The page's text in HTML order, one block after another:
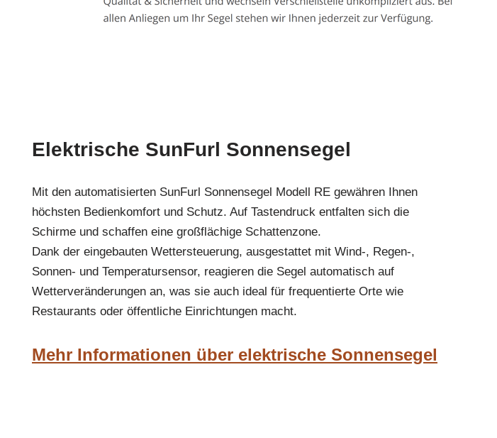
Elektrische SunFurl Sonnensegel
Mit den automatisierten SunFurl Sonnensegel Modell RE gewähren Ihnen
höchsten Bedienkomfort und Schutz. Auf Tastendruck entfalten sich die
Schirme und schaffen eine großflächige Schattenzone.
Dank der eingebauten Wettersteuerung, ausgestattet mit Wind-, Regen-,
Sonnen- und Temperatursensor, reagieren die Segel automatisch auf
Wetterveränderungen an, was sie auch ideal für frequentierte Orte wie
Restaurants oder öffentliche Einrichtungen macht.
Mehr Informationen über elektrische Sonnensegel